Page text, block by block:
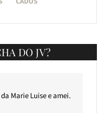
DO JV?
Marie Luise e amei.